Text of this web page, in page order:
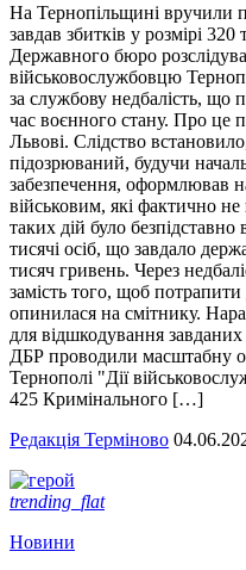
На Тернопільщині вручили
завдав збитків у розмірі
Державного бюро
військовослужбовцю
за службову недбалість, що
час воєнного стану. Про це
Львові. Слідство
підозрюваний, будучи
забезпечення, оформлював
військовим, які фактично
таких дій було
тисячі осіб, що завдало
тисяч гривень. Через
замість того, щоб потрапити
опинилася на смітнику.
для відшкодування
ДБР проводили масштабну
Тернополі "Дії
425 Кримінального […]
Редакція Терміново
trending_flat
Новини